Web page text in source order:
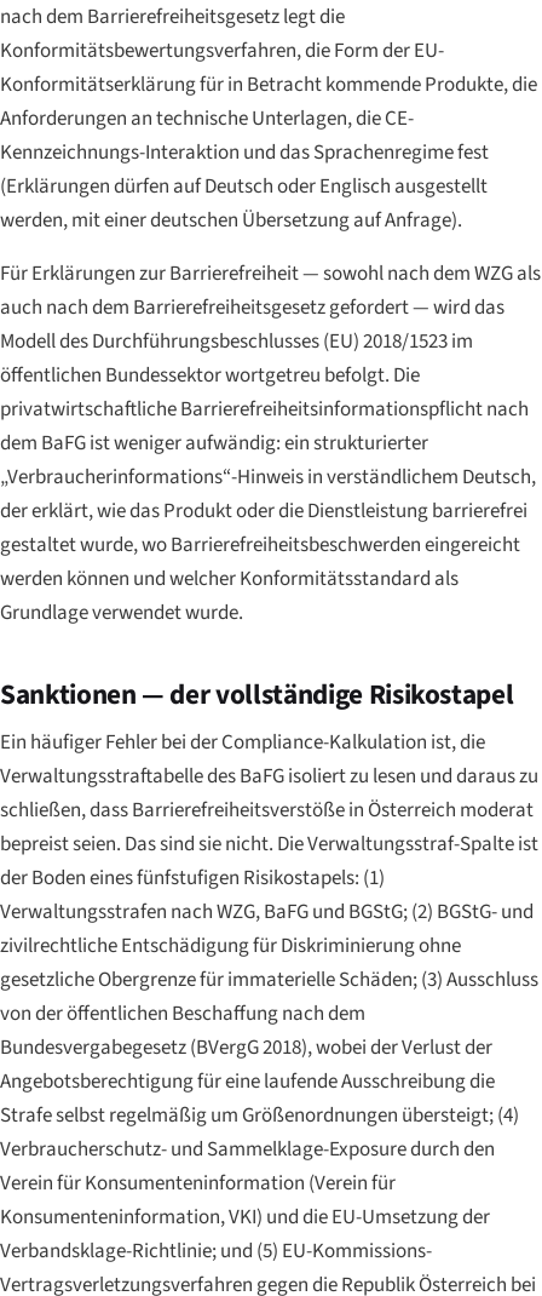
nach dem Barrierefreiheitsgesetz legt die
Konformitätsbewertungsverfahren, die Form der EU-
Konformitätserklärung für in Betracht kommende Produkte, die
Anforderungen an technische Unterlagen, die CE-
Kennzeichnungs-Interaktion und das Sprachenregime fest
(Erklärungen dürfen auf Deutsch oder Englisch ausgestellt
werden, mit einer deutschen Übersetzung auf Anfrage).
Für Erklärungen zur Barrierefreiheit — sowohl nach dem WZG als
auch nach dem Barrierefreiheitsgesetz gefordert — wird das
Modell des Durchführungsbeschlusses (EU) 2018/1523 im
öffentlichen Bundessektor wortgetreu befolgt. Die
privatwirtschaftliche Barrierefreiheitsinformationspflicht nach
dem BaFG ist weniger aufwändig: ein strukturierter
„Verbraucherinformations“-Hinweis in verständlichem Deutsch,
der erklärt, wie das Produkt oder die Dienstleistung barrierefrei
gestaltet wurde, wo Barrierefreiheitsbeschwerden eingereicht
werden können und welcher Konformitätsstandard als
Grundlage verwendet wurde.
Sanktionen — der vollständige Risikostapel
Ein häufiger Fehler bei der Compliance-Kalkulation ist, die
Verwaltungsstraftabelle des BaFG isoliert zu lesen und daraus zu
schließen, dass Barrierefreiheitsverstöße in Österreich moderat
bepreist seien. Das sind sie nicht. Die Verwaltungsstraf-Spalte ist
der Boden eines fünfstufigen Risikostapels: (1)
Verwaltungsstrafen nach WZG, BaFG und BGStG; (2) BGStG- und
zivilrechtliche Entschädigung für Diskriminierung ohne
gesetzliche Obergrenze für immaterielle Schäden; (3) Ausschluss
von der öffentlichen Beschaffung nach dem
Bundesvergabegesetz (BVergG 2018), wobei der Verlust der
Angebotsberechtigung für eine laufende Ausschreibung die
Strafe selbst regelmäßig um Größenordnungen übersteigt; (4)
Verbraucherschutz- und Sammelklage-Exposure durch den
Verein für Konsumenteninformation (Verein für
Konsumenteninformation, VKI) und die EU-Umsetzung der
Verbandsklage-Richtlinie; und (5) EU-Kommissions-
Vertragsverletzungsverfahren gegen die Republik Österreich bei